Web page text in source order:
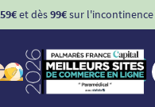
et dès99€sur l'incontinence